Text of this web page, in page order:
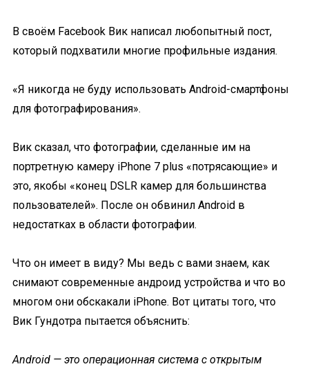
В своём Facebook Вик написал любопытный пост,
который подхватили многие профильные издания.
«Я никогда не буду использовать Android-смартфоны
для фотографирования».
Вик сказал, что фотографии, сделанные им на
портретную камеру iPhone 7 plus «потрясающие» и
это, якобы «конец DSLR камер для большинства
пользователей». После он обвинил Android в
недостатках в области фотографии.
Что он имеет в виду? Мы ведь с вами знаем, как
снимают современные андроид устройства и что во
многом они обскакали iPhone. Вот цитаты того, что
Вик Гундотра пытается объяснить:
Android — это операционная система с открытым